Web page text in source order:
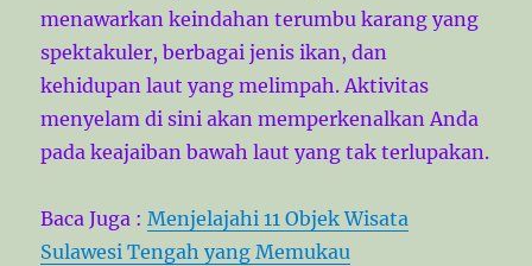
menawarkan keindahan terumbu karang yang
spektakuler, berbagai jenis ikan, dan
kehidupan laut yang melimpah. Aktivitas
menyelam di sini akan memperkenalkan Anda
pada keajaiban bawah laut yang tak terlupakan.
Baca Juga :Menjelajahi 11 Objek Wisata
Sulawesi Tengah yang Memukau